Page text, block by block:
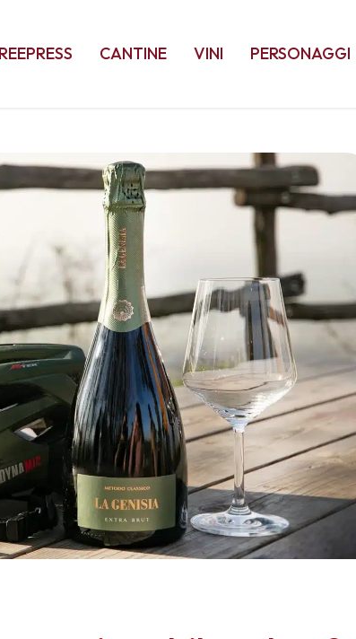
CANTINE VINI PERSONAGGI